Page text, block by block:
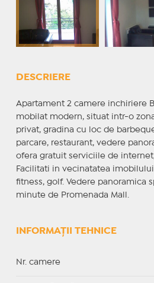
DESCRIERE
Apartament 2 camere inchiriere
mobilat modern, situat intr-o
privat, gradina cu loc de
parcare, restaurant, vedere
ofera gratuit serviciile de internet,
Facilitati in vecinatatea
fitness, golf. Vedere panoramica
minute de Promenada Mall.
INFORMAȚII TEHNICE
Nr. camere